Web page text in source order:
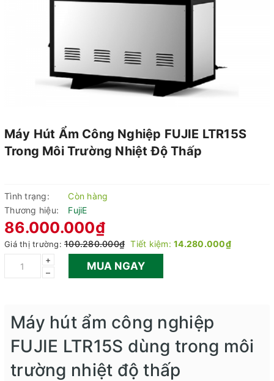
Máy Hút Ẩm Công Nghiệp FUJIE LTR15S
Trong Môi Trường Nhiệt Độ Thấp
Tình trạng:
Còn hàng
Thương hiệu:
FujiE
86.000.000₫
Giá thị trường: 100.280.000₫ Tiết kiệm: 14.280.000₫
+
–
MUA NGAY
Máy hút ẩm công nghiệp
FUJIE LTR15S dùng trong môi
trường nhiệt độ thấp